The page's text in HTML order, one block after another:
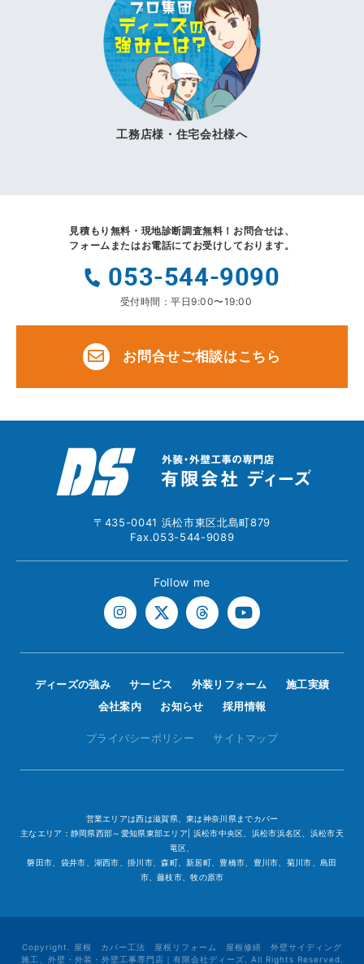
工務店様・住宅会社様へ
見積もり無料・現地診断調査無料！ お問合せは、
フォームまたはお電話にてお受けしております。
053-544-9090
受付時間：平日9:00〜19:00
お問合せご相談はこちら
〒435-0041 浜松市東区北島町879
Fax.053-544-9089
Follow me
ディーズの強み サービス 外装リフォーム
施工実績
会社案内
お知らせ 採用情報
プライバシーポリシー サイトマップ
営業エリアは西は滋賀県、東は神奈川県までカバー
主なエリア：静岡県西部～愛知県東部エリア| 浜松市中央区、浜松市浜名区、浜松市天
竜区、
磐田市、袋井市、湖西市、掛川市、森町、新居町、豊橋市、豊川市、菊川市、島田
市、藤枝市、牧の原市
Copyright. 屋根 カバー工法 屋根リフォーム 屋根修繕 外壁サイディング
施工、外壁・外装・外壁工事専門店｜有限会社ディーズ. All Rights Reserved.